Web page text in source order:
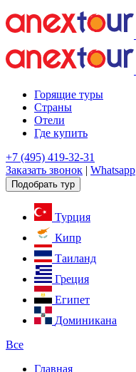
Горящие туры
Страны
Отели
Где купить
+7 (495) 419-32-31
Заказать звонок | Whatsapp
Подобрать тур
Турция
Кипр
Таиланд
Греция
Египет
Доминикана
Все
Главная